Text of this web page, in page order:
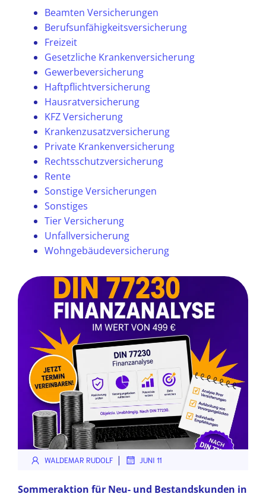
Beamten Versicherungen
Berufsunfähigkeitsversicherung
Freizeit
Gesetzliche Krankenversicherung
Gewerbeversicherung
Haftpflichtversicherung
Hausratversicherung
KFZ Versicherung
Krankenzusatzversicherung
Private Krankenversicherung
Rechtsschutzversicherung
Rente
Sonstige Versicherungen
Sonstiges
Tier Versicherung
Unfallversicherung
Wohngebäudeversicherung
WALDEMAR RUDOLF | JUNI 11
Sommeraktion für Neu- und Bestandskunden in